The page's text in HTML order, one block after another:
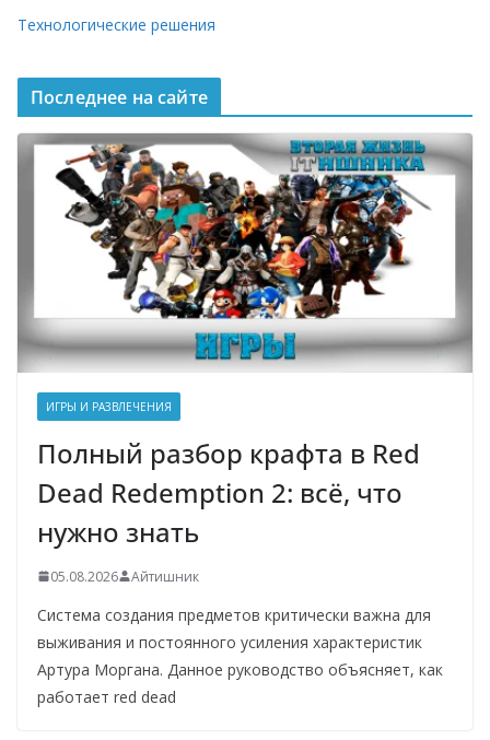
Технологические решения
Последнее на сайте
ИГРЫ И РАЗВЛЕЧЕНИЯ
Полный разбор крафта в Red
Dead Redemption 2: всё, что
нужно знать
05.08.2026 Айтишник
Система создания предметов критически важна для
выживания и постоянного усиления характеристик
Артура Моргана. Данное руководство объясняет, как
работает red dead